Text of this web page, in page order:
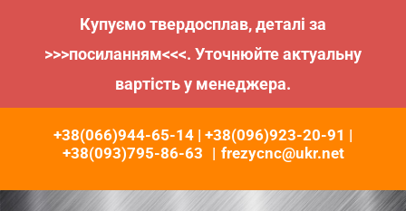
Купуємо твердосплав, деталі за
>>>посиланням<<<. Уточнюйте актуальну
вартість у менеджера.
+38(066)944-65-14 | +38(096)923-20-91 |
+38(093)795-86-63 | frezycnc@ukr.net